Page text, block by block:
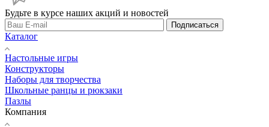
Будьте в курсе наших акций и новостей
Подписаться
Каталог
Настольные игры
Конструкторы
Наборы для творчества
Школьные ранцы и рюкзаки
Пазлы
Компания